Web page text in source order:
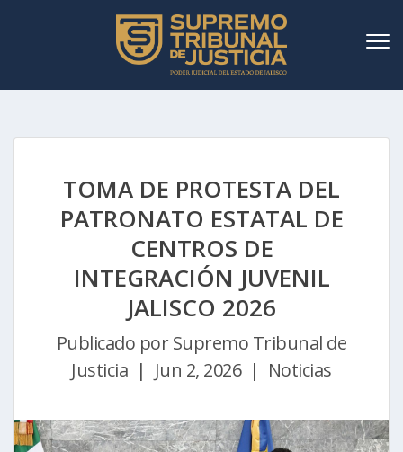
TOMA DE PROTESTA DEL
PATRONATO ESTATAL DE
CENTROS DE
INTEGRACIÓN JUVENIL
JALISCO 2026
Publicado porSupremo Tribunal de
Justicia | Jun 2, 2026 | Noticias